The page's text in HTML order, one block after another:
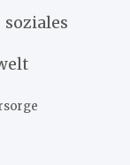
soziales